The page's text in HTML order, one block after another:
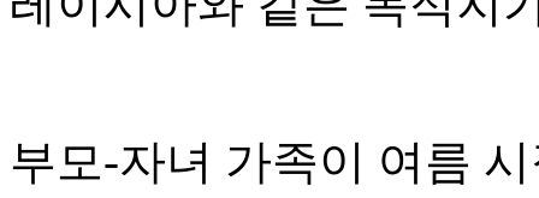
부모-자녀 가족이 여름